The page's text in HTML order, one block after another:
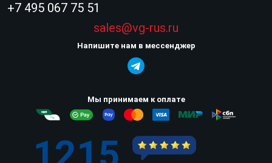
+7 495 067 75 51
sales@vg-rus.ru
Напишите нам в мессенджер
Мы принимаем к оплате